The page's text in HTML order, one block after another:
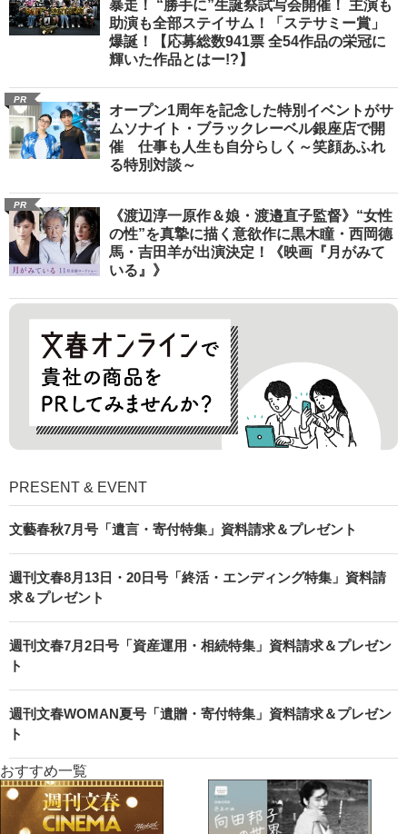
暴走！ “勝手に”生誕祭試写会開催！ 主演も
助演も全部ステイサム！「ステサミー賞」
爆誕！【応募総数941票 全54作品の栄冠に
輝いた作品とはー!?】
PR
オープン1周年を記念した特別イベントがサ
ムソナイト・ブラックレーベル銀座店で開
催 仕事も人生も自分らしく～笑顔あふれ
る特別対談～
PR
《渡辺淳一原作＆娘・渡邉直子監督》“女性
の性”を真摯に描く意欲作に黒木瞳・西岡德
馬・吉田羊が出演決定！《映画『月がみて
いる』》
PRESENT & EVENT
文藝春秋7月号「遺言・寄付特集」資料請求＆プレゼント
週刊文春8月13日・20日号「終活・エンディング特集」資料請
求＆プレゼント
週刊文春7月2日号「資産運用・相続特集」資料請求＆プレゼン
ト
週刊文春WOMAN夏号「遺贈・寄付特集」資料請求＆プレゼン
ト
おすすめ一覧